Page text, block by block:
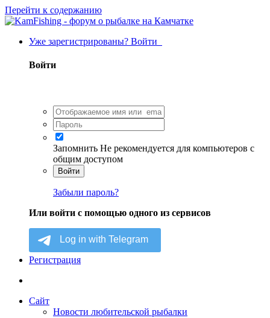
Перейти к содержанию
Уже зарегистрированы? Войти
Войти
Запомнить Не рекомендуется для компьютеров с
общим доступом
Войти
Забыли пароль?
Или войти с помощью одного из сервисов
Регистрация
Сайт
Новости любительской рыбалки